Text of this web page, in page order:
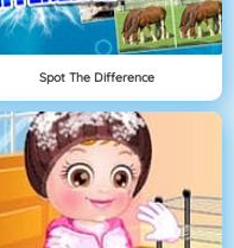
Spot The Difference